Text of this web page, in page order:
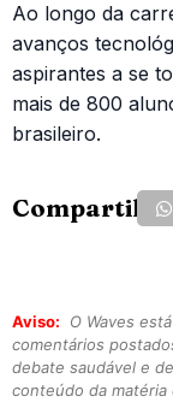
Ao longo da
avanços
aspirantes a se
mais de 800
brasileiro.
Compartilhe:
Aviso:
O Waves
comentários
debate saudável e
conteúdo da matéria